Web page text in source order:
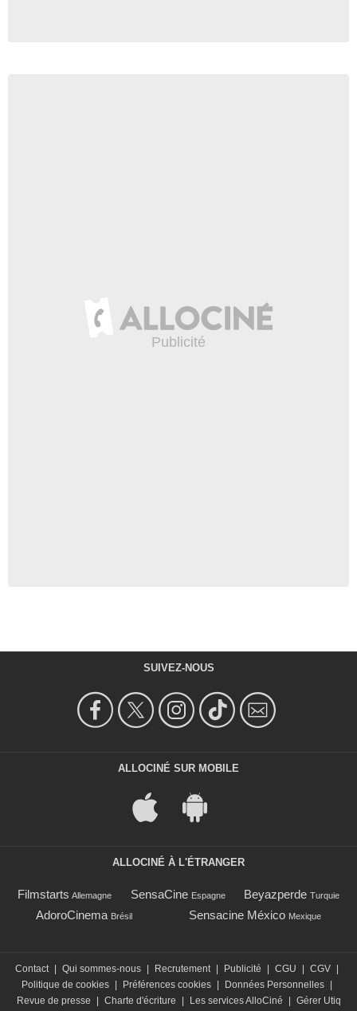
SUIVEZ-NOUS
ALLOCINÉ SUR MOBILE
ALLOCINÉ À L'ÉTRANGER
Filmstarts Allemagne SensaCine Espagne Beyazperde Turquie
AdoroCinema Brésil Sensacine México Mexique
Contact Qui sommes-nous Recrutement Publicité CGU CGV
Politique de cookies
Préférences cookies Données Personnelles
Revue de presse
Charte d'écriture Les services AlloCiné Gérer Utiq